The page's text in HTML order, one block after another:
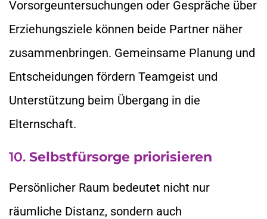
Vorsorgeuntersuchungen oder Gespräche über
Erziehungsziele können beide Partner näher
zusammenbringen. Gemeinsame Planung und
Entscheidungen fördern Teamgeist und
Unterstützung beim Übergang in die
Elternschaft.
10. Selbstfürsorge priorisieren
Persönlicher Raum bedeutet nicht nur
räumliche Distanz, sondern auch